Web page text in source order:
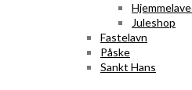
Juleshop
Fastelavn
Påske
Sankt Hans